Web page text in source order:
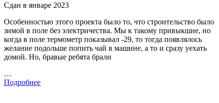
Сдан в январе 2023
Особенностью этого проекта было то, что строительство было
зимой в поле без электричества. Мы к такому привыкшие, но
когда в поле термометр показывал -29, то тогда появлялось
желание подольше попить чай в машине, а то и сразу уехать
домой. Но, бравые ребята брали
…
Подробнее